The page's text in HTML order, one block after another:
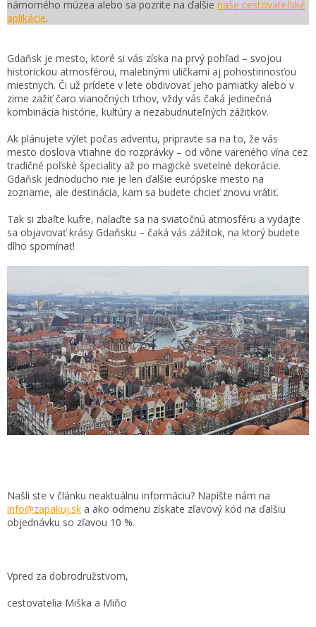
námorného múzea alebo sa pozrite na ďalšie naše cestovateľské
aplikácie.
Gdaňsk je mesto, ktoré si vás získa na prvý pohľad – svojou
historickou atmosférou, malebnými uličkami aj pohostinnosťou
miestnych. Či už prídete v lete obdivovať jeho pamiatky alebo v
zime zažiť čaro vianočných trhov, vždy vás čaká jedinečná
kombinácia histórie, kultúry a nezabudnuteľných zážitkov.
Ak plánujete výlet počas adventu, pripravte sa na to, že vás
mesto doslova vtiahne do rozprávky – od vône vareného vína cez
tradičné poľské špeciality až po magické svetelné dekorácie.
Gdaňsk jednoducho nie je len ďalšie európske mesto na
zozname, ale destinácia, kam sa budete chcieť znovu vrátiť.
Tak si zbaľte kufre, nalaďte sa na sviatočnú atmosféru a vydajte
sa objavovať krásy Gdaňsku – čaká vás zážitok, na ktorý budete
dlho spomínať!
Našli ste v článku neaktuálnu informáciu? Napíšte nám na
info@zapakuj.sk a ako odmenu získate zľavový kód na ďalšiu
objednávku so zľavou 10 %.
Vpred za dobrodružstvom,
cestovatelia Miška a Miňo